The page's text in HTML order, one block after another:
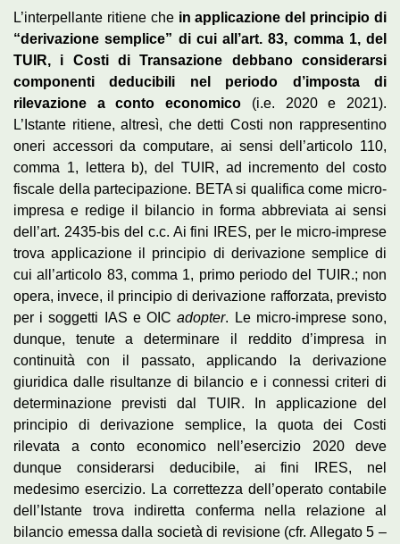
L’interpellante ritiene che in applicazione del principio di
“derivazione semplice” di cui all’art. 83, comma 1, del
TUIR, i Costi di Transazione debbano considerarsi
componenti deducibili nel periodo d’imposta di
rilevazione a conto economico (i.e. 2020 e 2021).
L’Istante ritiene, altresì, che detti Costi non rappresentino
oneri accessori da computare, ai sensi dell’articolo 110,
comma 1, lettera b), del TUIR, ad incremento del costo
fiscale della partecipazione. BETA si qualifica come micro-
impresa e redige il bilancio in forma abbreviata ai sensi
dell’art. 2435-bis del c.c. Ai fini IRES, per le micro-imprese
trova applicazione il principio di derivazione semplice di
cui all’articolo 83, comma 1, primo periodo del TUIR.; non
opera, invece, il principio di derivazione rafforzata, previsto
per i soggetti IAS e OICadopter. Le micro-imprese sono,
dunque, tenute a determinare il reddito d’impresa in
continuità con il passato, applicando la derivazione
giuridica dalle risultanze di bilancio e i connessi criteri di
determinazione previsti dal TUIR. In applicazione del
principio di derivazione semplice, la quota dei Costi
rilevata a conto economico nell’esercizio 2020 deve
dunque considerarsi deducibile, ai fini IRES, nel
medesimo esercizio. La correttezza dell’operato contabile
dell’Istante trova indiretta conferma nella relazione al
bilancio emessa dalla società di revisione (cfr. Allegato 5 –